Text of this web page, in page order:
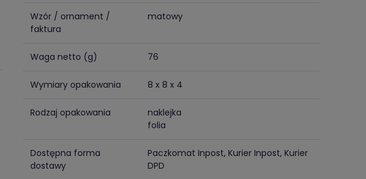
Wzór / ornament /
faktura
matowy
Waga netto (g) 76
Wymiary opakowania 8 x 8 x 4
Rodzaj opakowania
naklejka
folia
Dostępna forma
dostawy
Paczkomat Inpost, Kurier Inpost, Kurier
DPD